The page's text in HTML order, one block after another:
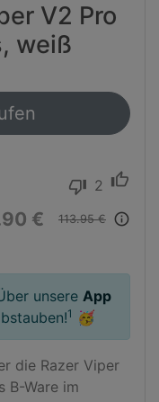
V2 Pro
weiß
thumb_down 2 thumb_up
€ 113.95 € info_outline
unsere App
1 🥳
die Razer Viper
B-Ware im